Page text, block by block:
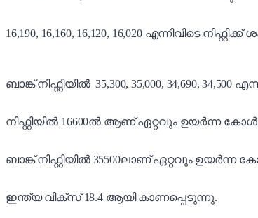
16,190, 16,160, 16,120, 16,020 എന്നിവിടെ
ബാങ്ക് നിഫ്റ്റിയിൽ 35,300, 35,000, 34,690,
നിഫ്റ്റിയിൽ 16600ൽ ആണ് ഏറ്റവും ഉയർന്ന
ബാങ്ക് നിഫ്റ്റിയിൽ 35500ലാണ് ഏറ്റവും
ഇന്ത്യ വിക്സ് 18.4 ആയി കാണപ്പെടുന്നു.